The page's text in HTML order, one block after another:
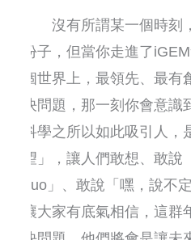
沒有所謂某一個時刻
份子，但當你走進了
個世界上，最領先、最
決問題，那一刻你會意
科學之所以如此吸引人
望」，讓人們敢想、敢
quo」、敢說「嘿，說不
讓大家有底氣相信，這